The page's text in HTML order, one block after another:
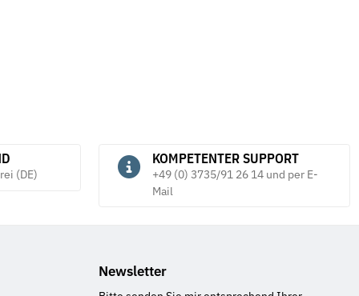
(DE)
KOMPETENTER SUPPORT
+49 (0) 3735/91 26 14 und per E-
Mail
Newsletter